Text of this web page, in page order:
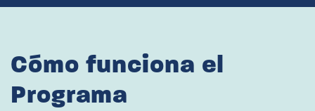
Cómo funciona el
Programa